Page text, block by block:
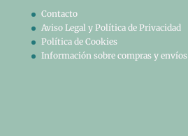
Contacto
Aviso Legal y Política de Privacidad
Política de Cookies
Información sobre compras y envíos